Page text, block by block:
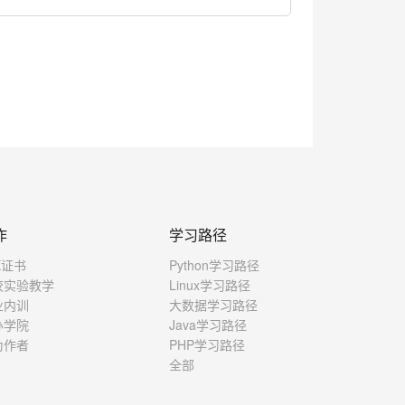
书
验教学
训
学院
者
学习路径
Python学习路径
Linux学习路径
大数据学习路径
Java学习路径
PHP学习路径
全部